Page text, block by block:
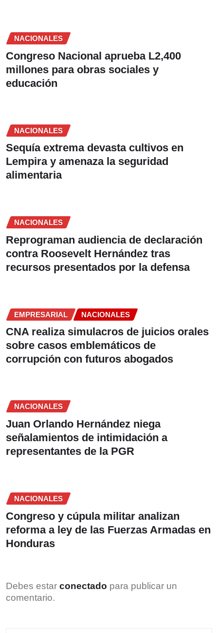
NACIONALES
Congreso Nacional aprueba L2,400
millones para obras sociales y
educación
NACIONALES
Sequía extrema devasta cultivos en
Lempira y amenaza la seguridad
alimentaria
NACIONALES
Reprograman audiencia de declaración
contra Roosevelt Hernández tras
recursos presentados por la defensa
EMPRESARIAL NACIONALES
CNA realiza simulacros de juicios orales
sobre casos emblemáticos de
corrupción con futuros abogados
NACIONALES
Juan Orlando Hernández niega
señalamientos de intimidación a
representantes de la PGR
NACIONALES
Congreso y cúpula militar analizan
reforma a ley de las Fuerzas Armadas en
Honduras
Debes estar conectado para publicar un
comentario.